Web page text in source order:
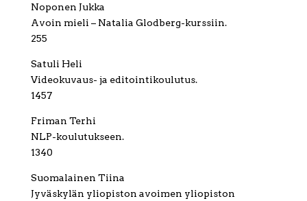
Noponen Jukka
Avoin mieli – Natalia Glodberg-kurssiin.
255
Satuli Heli
Videokuvaus- ja editointikoulutus.
1457
Friman Terhi
NLP-koulutukseen.
1340
Suomalainen Tiina
Jyväskylän yliopiston avoimen yliopiston